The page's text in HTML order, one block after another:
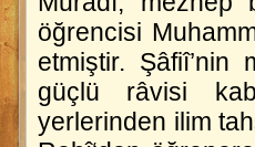
öğrencisi
etmiştir.
güçlü râvisi
yerlerinden ilim